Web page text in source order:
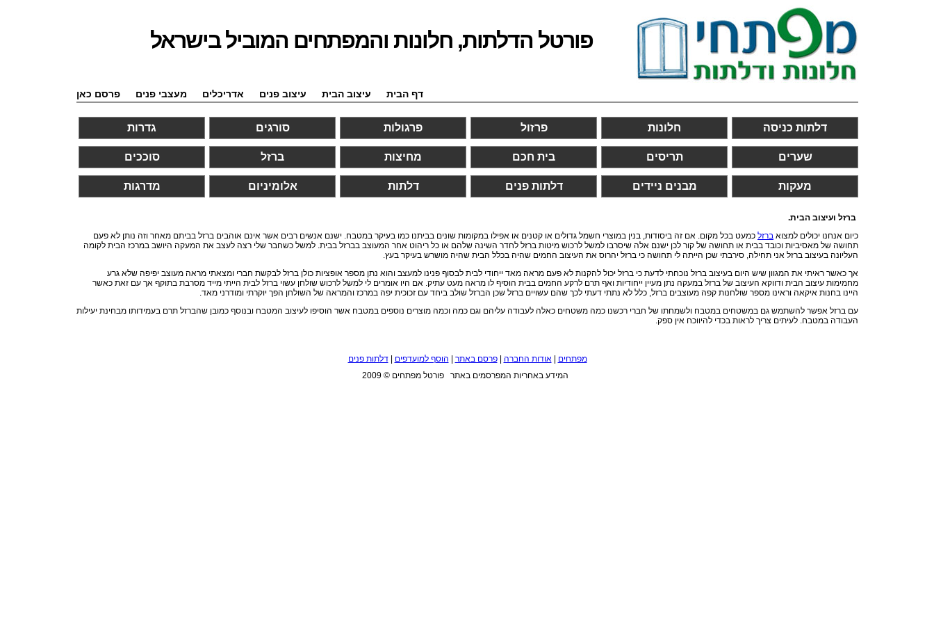
פורטל הדלתות, חלונות והמפתחים המוביל בישראל
דף הבית עיצוב הבית עיצוב פנים אדריכלים מעצבי פנים פרסם כאן
דלתות כניסה חלונות פרזול פרגולות סורגים גדרות
שערים תריסים בית חכם מחיצות ברזל סוככים
מעקות מבנים ניידים דלתות פנים דלתות אלומיניום מדרגות
ברזל ועיצוב הבית.
כיום אנחנו יכולים למצוא ברזל כמעט בכל מקום. אם זה ביסודות, בנין במוצרי חשמל גדולים או קטנים או אפילו במקומות שונים בביתנו כמו בעיקר במטבח. ישנם אנשים רבים אשר אינם אוהבים ברזל בביתם מאחר וזה נותן לא פעם
תחושה של מאסיביות וכובד בבית או תחושה של קור לכן ישנם אלה שיסרבו למשל לרכוש מיטות ברזל לחדר השינה שלהם או כל ריהוט אחר המעוצב בברזל בבית. למשל כשחבר שלי רצה לעצב את המעקה היושב במרכז הבית לקומה
העליונה בעיצוב ברזל אני תחילה, סירבתי שכן הייתה לי תחושה כי ברזל יהרוס את העיצוב החמים שהיה בכלל הבית שהיה מושרש בעיקר בעץ.
אך כאשר ראיתי את המגוון שיש היום בעיצוב ברזל נוכחתי לדעת כי ברזל יכול להקנות לא פעם מראה מאד ייחודי לבית לבסוף פנינו למעצב והוא נתן מספר אופציות כולן ברזל לבקשת חברי ומצאתי מראה מעוצב יפיפה שלא גרע
מחמימות עיצוב הבית ודווקא העיצוב של ברזל במעקה נתן מעיין ייחודיות ואף תרם לרקע החמים בבית הוסיף לו מראה מעט עתיק. אם היו אומרים לי למשל לרכוש שולחן עשוי ברזל לבית הייתי מייד מסרבת בתוקף אך עם זאת כאשר
היינו בחנות איקאה וראינו מספר שולחנות קפה מעוצבים ברזל, כלל לא נתתי דעתי לכך שהם עשויים ברזל שכן הברזל שולב ביחד עם זכוכית יפה במרכז והמראה של השולחן הפך יוקרתי ומודרני מאד.
עם ברזל אפשר להשתמש גם במשטחים במטבח ולשמחתו של חברי רכשנו כמה משטחים כאלה לעבודה עליהם וגם כמה וכמה מוצרים נוספים במטבח אשר הוסיפו לעיצוב המטבח ובנוסף כמובן שהברזל תרם בעמידותו מבחינת יעילות
העבודה במטבח. לעיתים צריך לראות בכדי להיווכח אין ספק.
מפתחים |אודות החברה |פרסם באתר הוסף למועדפים |דלתות פנים
המידע באחריות המפרסמים באתר פורטל מפתחים © 2009